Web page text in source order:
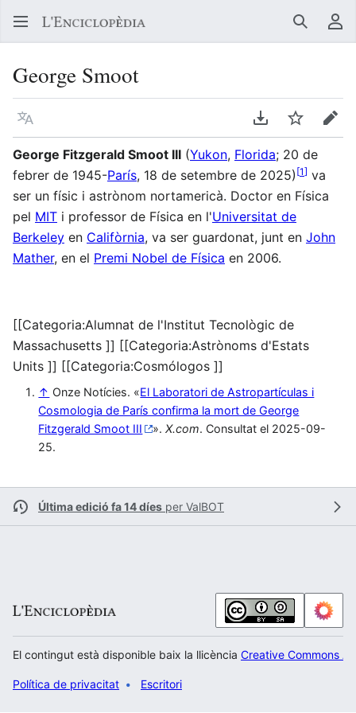
Buscar
George Smoot
Llegir en un atre idioma Descarregar en
Vigilar
George Fitzgerald Smoot III (Yukon, Florida; 20 de
febrer de 1945-París, 18 de setembre de 2025) [1] va
ser un físic i astrònom nortamericà. Doctor en Física
pel MIT i professor de Física en l'Universitat de
Berkeley en Califòrnia, va ser guardonat, junt en John
Mather, en el Premi Nobel de Física en 2006.
[[Categoria:Alumnat de l'Institut Tecnològic de
Massachusetts ]] [[Categoria:Astrònoms d'Estats
Units ]] [[Categoria:Cosmólogos ]]
↑ Onze Notícies. «El Laboratori de Astropartículas i
Cosmologia de París confirma la mort de George
Fitzgerald Smoot III
».X.com. Consultat el 2025-09-
25.
Última edició fa 14 díes per ValBOT
El contingut està disponible baix la llicència Creative Commons
Política de privacitat Escritori